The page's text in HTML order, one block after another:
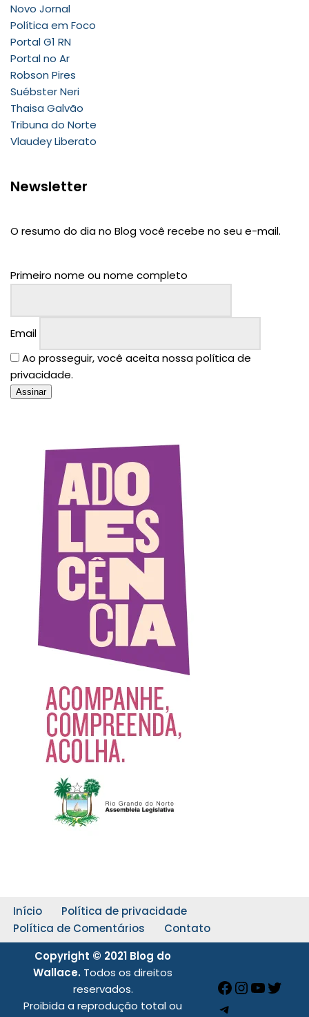
Novo Jornal
Política em Foco
Portal G1 RN
Portal no Ar
Robson Pires
Suébster Neri
Thaisa Galvão
Tribuna do Norte
Vlaudey Liberato
Newsletter
O resumo do dia no Blog você recebe no seu e-mail.
Primeiro nome ou nome completo
Email
Ao prosseguir, você aceita nossa política de
privacidade.
Início
Política de privacidade
Política de Comentários
Contato
Copyright © 2021 Blog do
Wallace. Todos os direitos
reservados.
Proibida a reprodução total ou